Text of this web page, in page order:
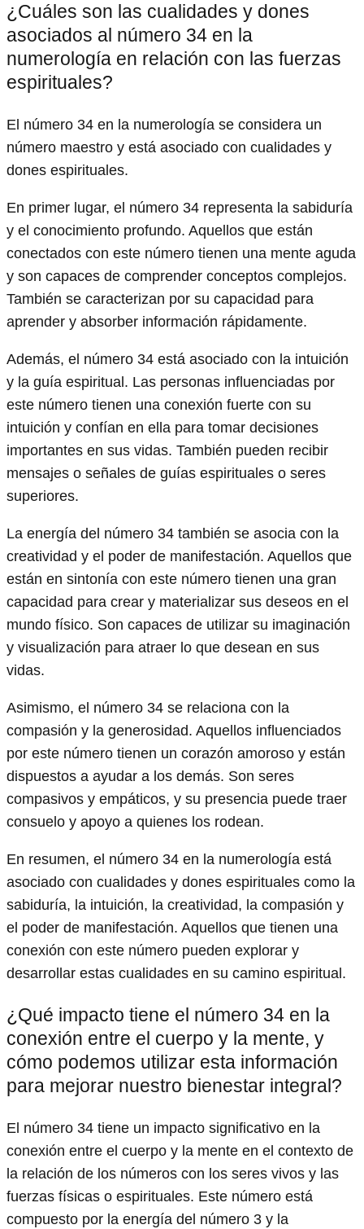
¿Cuáles son las cualidades y dones
asociados al número 34 en la
numerología en relación con las fuerzas
espirituales?
El número 34 en la numerología se considera un
número maestro y está asociado con cualidades y
dones espirituales.
En primer lugar, el número 34 representa la sabiduría
y el conocimiento profundo. Aquellos que están
conectados con este número tienen una mente aguda
y son capaces de comprender conceptos complejos.
También se caracterizan por su capacidad para
aprender y absorber información rápidamente.
Además, el número 34 está asociado con la intuición
y la guía espiritual. Las personas influenciadas por
este número tienen una conexión fuerte con su
intuición y confían en ella para tomar decisiones
importantes en sus vidas. También pueden recibir
mensajes o señales de guías espirituales o seres
superiores.
La energía del número 34 también se asocia con la
creatividad y el poder de manifestación. Aquellos que
están en sintonía con este número tienen una gran
capacidad para crear y materializar sus deseos en el
mundo físico. Son capaces de utilizar su imaginación
y visualización para atraer lo que desean en sus
vidas.
Asimismo, el número 34 se relaciona con la
compasión y la generosidad. Aquellos influenciados
por este número tienen un corazón amoroso y están
dispuestos a ayudar a los demás. Son seres
compasivos y empáticos, y su presencia puede traer
consuelo y apoyo a quienes los rodean.
En resumen, el número 34 en la numerología está
asociado con cualidades y dones espirituales como la
sabiduría, la intuición, la creatividad, la compasión y
el poder de manifestación. Aquellos que tienen una
conexión con este número pueden explorar y
desarrollar estas cualidades en su camino espiritual.
¿Qué impacto tiene el número 34 en la
conexión entre el cuerpo y la mente, y
cómo podemos utilizar esta información
para mejorar nuestro bienestar integral?
El número 34 tiene un impacto significativo en la
conexión entre el cuerpo y la mente en el contexto de
la relación de los números con los seres vivos y las
fuerzas físicas o espirituales. Este número está
compuesto por la energía del número 3 y la